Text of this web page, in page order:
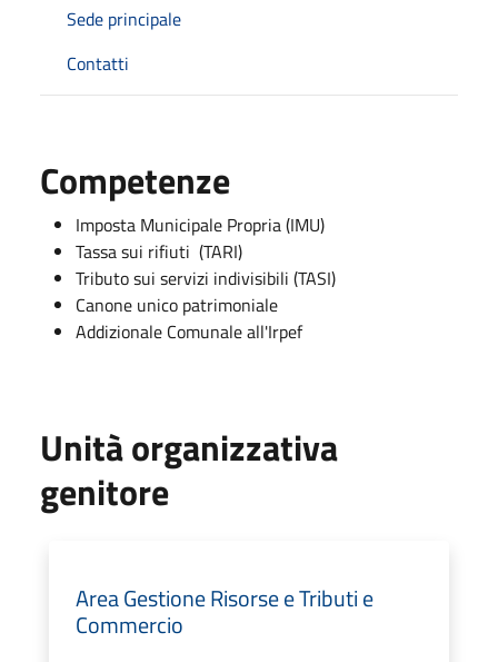
Sede principale
Contatti
Competenze
Imposta Municipale Propria (IMU)
Tassa sui rifiuti (TARI)
Tributo sui servizi indivisibili (TASI)
Canone unico patrimoniale
Addizionale Comunale all'Irpef
Unità organizzativa
genitore
Area Gestione Risorse e Tributi e
Commercio